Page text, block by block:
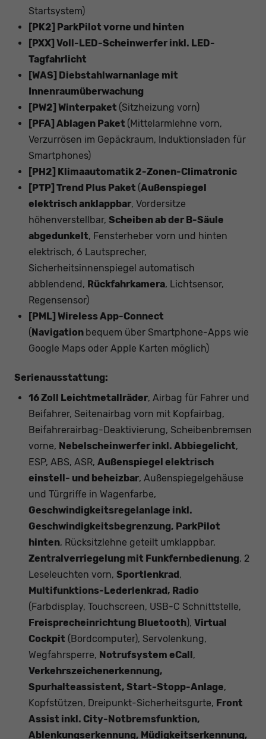
Startsystem)
[PK2] ParkPilot vorne und hinten
[PXX] Voll-LED-Scheinwerfer inkl. LED-
Tagfahrlicht
[WAS] Diebstahlwarnanlage mit
Innenraumüberwachung
[PW2] Winterpaket (Sitzheizung vorn)
[PFA] Ablagen Paket (Mittelarmlehne vorn,
Verzurrösen im Gepäckraum, Induktionsladen für
Smartphones)
[PH2] Klimaautomatik 2-Zonen-Climatronic
[PTP] Trend Plus Paket (Außenspiegel
elektrisch anklappbar, Vordersitze
höhenverstellbar, Scheiben ab der B-Säule
abgedunkelt, Fensterheber vorn und hinten
elektrisch, 6 Lautsprecher,
Sicherheitsinnenspiegel automatisch
abblendend, Rückfahrkamera, Lichtsensor,
Regensensor)
[PML] Wireless App-Connect
( Navigation bequem über Smartphone-Apps wie
Google Maps oder Apple Karten möglich)
Serienausstattung:
16 Zoll Leichtmetallräder, Airbag für Fahrer und
Beifahrer, Seitenairbag vorn mit Kopfairbag,
Beifahrerairbag-Deaktivierung, Scheibenbremsen
vorne, Nebelscheinwerfer inkl. Abbiegelicht,
ESP, ABS, ASR, Außenspiegel elektrisch
einstell- und beheizbar, Außenspiegelgehäuse
und Türgriffe in Wagenfarbe,
Geschwindigkeitsregelanlage inkl.
Geschwindigkeitsbegrenzung, ParkPilot
hinten, Rücksitzlehne geteilt umklappbar,
Zentralverriegelung mit Funkfernbedienung, 2
Leseleuchten vorn, Sportlenkrad ,
Multifunktions-Lederlenkrad, Radio
(Farbdisplay, Touchscreen, USB-C Schnittstelle,
Freisprecheinrichtung Bluetooth), Virtual
Cockpit (Bordcomputer), Servolenkung,
Wegfahrsperre, Notrufsystem eCall ,
Verkehrszeichenerkennung,
Spurhalteassistent, Start-Stopp-Anlage,
Kopfstützen, Dreipunkt-Sicherheitsgurte, Front
Assist inkl. City-Notbremsfunktion,
Ablenkungserkennung, Müdigkeitserkennung,